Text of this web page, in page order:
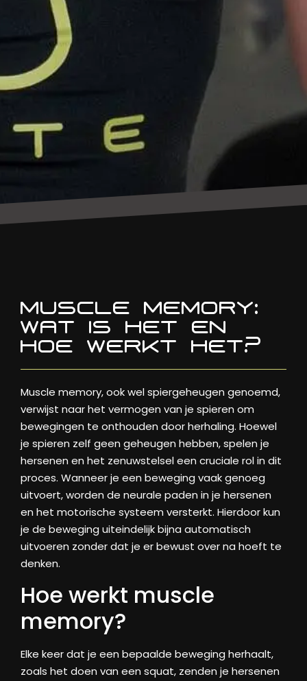
MUSCLE MEMORY:
WAT IS HET EN
HOE WERKT HET?
Muscle memory, ook wel spiergeheugen genoemd,
verwijst naar het vermogen van je spieren om
bewegingen te onthouden door herhaling. Hoewel
je spieren zelf geen geheugen hebben, spelen je
hersenen en het zenuwstelsel een cruciale rol in dit
proces. Wanneer je een beweging vaak genoeg
uitvoert, worden de neurale paden in je hersenen
en het motorische systeem versterkt. Hierdoor kun
je de beweging uiteindelijk bijna automatisch
uitvoeren zonder dat je er bewust over na hoeft te
denken.
Hoe werkt muscle
memory?
Elke keer dat je een bepaalde beweging herhaalt,
zoals het doen van een squat, zenden je hersenen